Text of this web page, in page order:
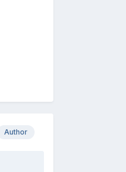
Author